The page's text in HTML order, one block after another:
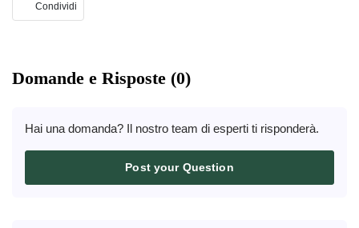
Condividi
Domande e Risposte (0)
Hai una domanda? Il nostro team di esperti ti risponderà.
Post your Question